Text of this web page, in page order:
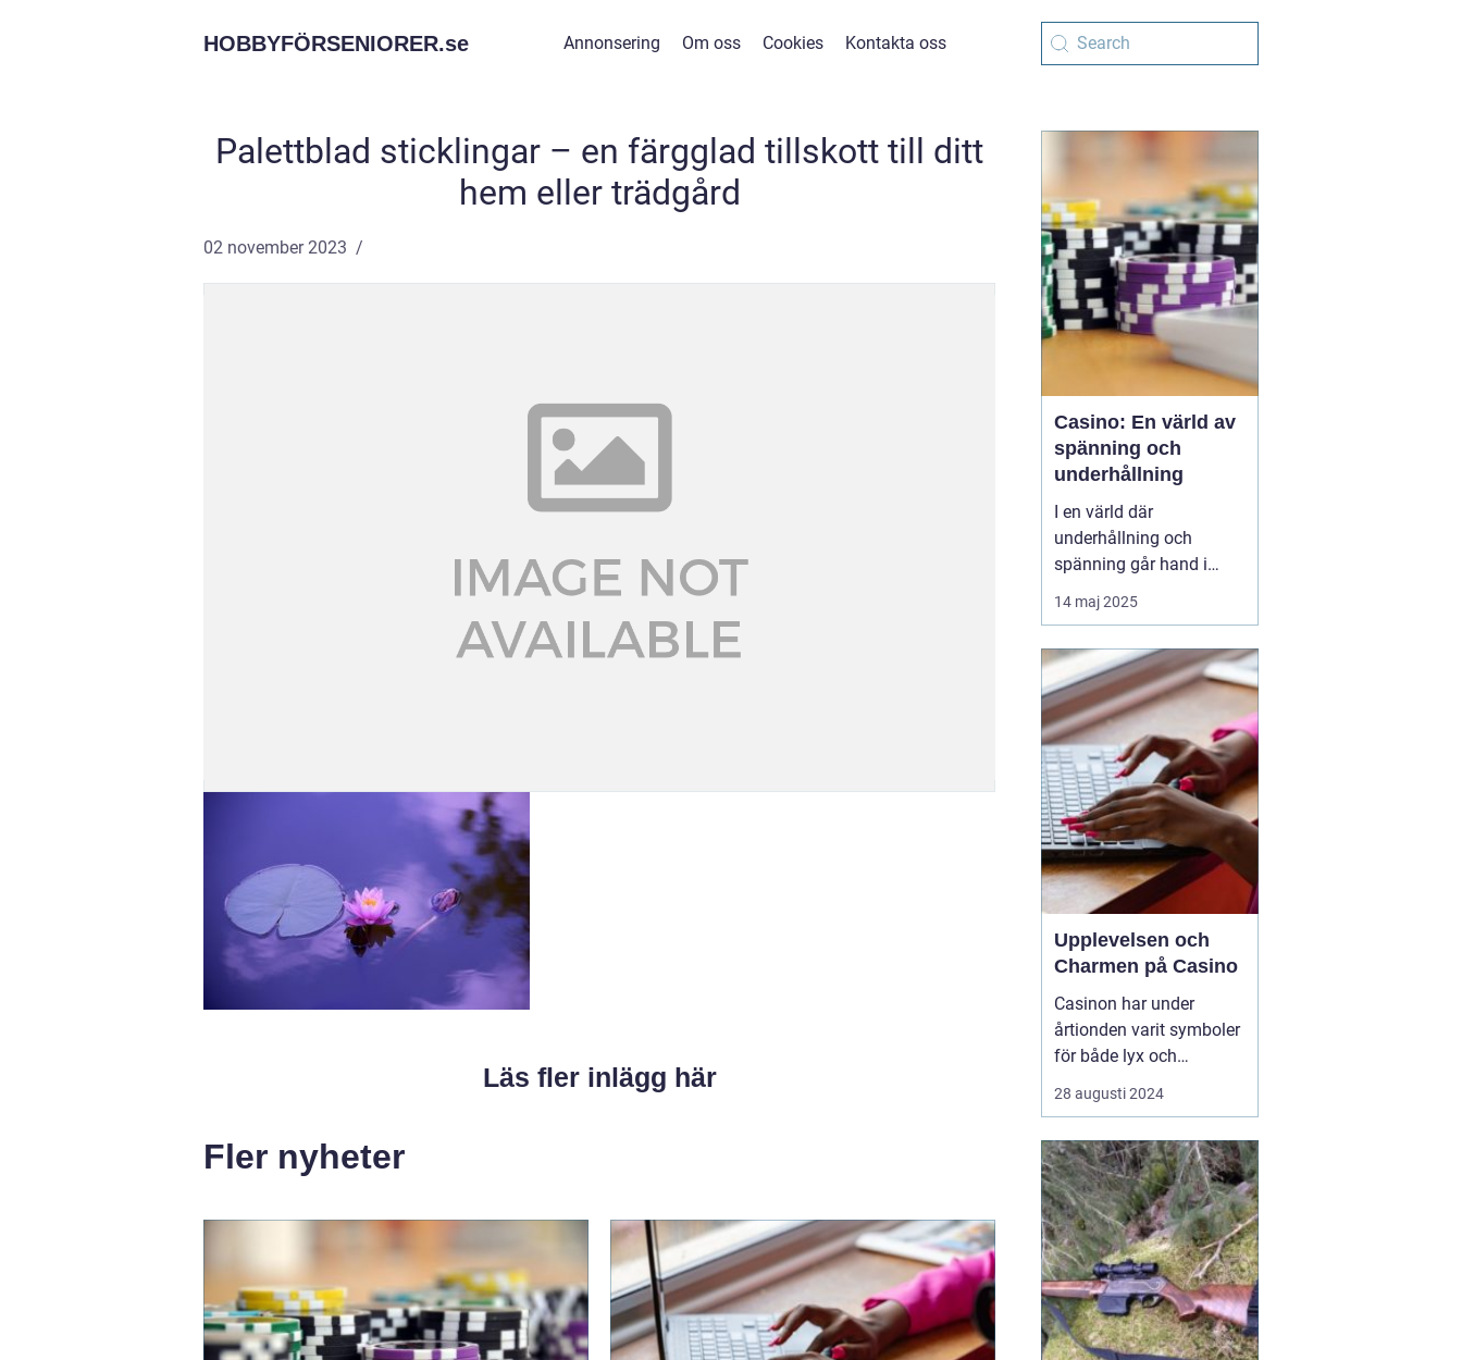
HOBBYFÖRSENIORER.se Annonsering Om oss Cookies Kontakta oss
Palettblad sticklingar – en färgglad tillskott till ditt
hem eller trädgård
02 november 2023
Läs fler inlägg här
Fler nyheter
Casino: En värld av
spänning och
underhållning
I en värld där
underhållning och
spänning går hand i
hand, står casinon som
en av de mest ikoniska
av tidsfördriv. Casinon
erbjuder en unik mix av
lyx, adrenalin och
möjligheter att vin...
14 maj 2025
Upplevelsen och
Charmen på Casino
Casinon har under
årtionden varit symboler
för både lyx och
spänning. En plats där
tur och skicklighet går
varje besökare kan
drömma om att vinna
stort. Med glamour, flärd
och ...
28 augusti 2024